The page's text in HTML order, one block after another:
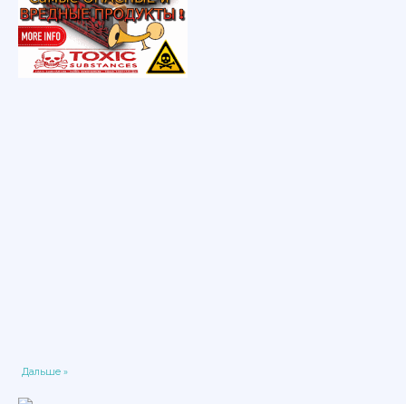
Дальше »